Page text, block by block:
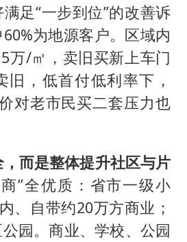
足“一步到位”的改善诉
为地源客户。区域内
万/㎡，卖旧买新上车门
旧，低首付低利率下，
对老市民买二套压力也
而是整体提升社区与片
”全优质：省市一级小
、自带约20万方商业；
园。商业、学校、公园